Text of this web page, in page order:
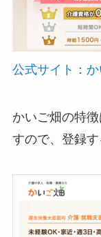
公式サイト：
かいご畑の特
すので、登録す